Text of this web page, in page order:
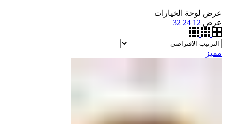
عرض لوحة الخيارات
عرض 12
24
32
مميز